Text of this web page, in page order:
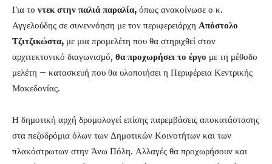
Για το ντεκ στην παλιά παραλία, όπως ανακοίνωσε ο κ.
Αγγελούδης σε συνεννόηση με τον περιφερειάρχη Απόστολο
Τζιτζικώστα, με μια προμελέτη που θα στηριχθεί στον
αρχιτεκτονικό διαγωνισμό, θα προχωρήσει το έργο με τη μέθοδο
μελέτη – κατασκευή που θα υλοποιήσει η Περιφέρεια Κεντρικής
Μακεδονίας.
Η δημοτική αρχή δρομολογεί επίσης παρεμβάσεις αποκατάστασης
στα πεζοδρόμια όλων των Δημοτικών Κοινοτήτων και των
πλακόστρωτων στην Άνω Πόλη. Αλλαγές θα προχωρήσουν και